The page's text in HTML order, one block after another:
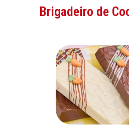
Brigadeiro de